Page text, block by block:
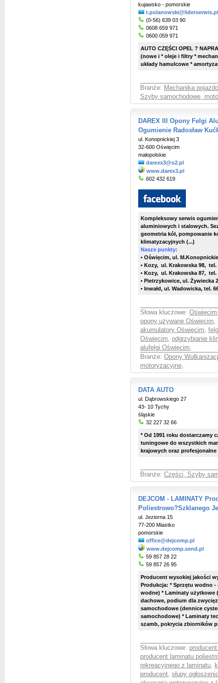
kujawsko - pomorskie
t.polanowski@liderserwis.pl
(0-56) 639 03 90
0608 659 971
0600 059 971
AUTO CZĘŚCI OPEL ?
(nowe i * oleje i filtry *
układy hamulcowe *
Branże: Mechanika
Szyby samochodowe,
DAREX III Opony Felgi
Ogumienie Radosław
ul. Konopnickiej 3
32-600 Oświęcim
małopolskie
darexx3@o2.pl
www.darex3.pl
602 432 619
Kompleksowy serwis
aluminiowych i stalowych.
geometria kół, pompowanie
klimatyzacyjnych (...)
Nasze punkty:
• Oświęcim, ul.
• Kozy, ul. Krakowska 98, tel.
• Kozy, ul. Krakowska 87, tel.
• Pietrzykowice, ul. Żywiecka
• Inwałd, ul. Wadowicka, tel.
Słowa kluczowe:
opony używane Oświęcim,
akumulatory Oświęcim,
Oświęcim, odgrzybianie
alufelgi Oświęcim,
Branże: Opony
motoryzacyjne,
DATA AUTO
ul. Dąbrowskiego 27
43- 10 Tychy
śląskie
32 227 32 66
* Od 1991 roku dostarczamy
tuningowe do wszystkich
krajowych oraz profesjonalne
Branże: Części, Szyby
DEJCOM - LAMINATY
Poliestrowo?Szklanego
ul. Jeziorna 15
77-200 Miastko
pomorskie
office@dejcomp.pl
www.dejcomp.send.pl
59 857 28 22
59 857 26 95
Producent wysokiej jakości
Produkcja: * Sprzętu wodno -
wodne) * Laminaty użytkowe
dachowe, podium dla
samochodowe (dennice
samochodowe) * Laminaty
szamb, pokrycia zbiorników
Słowa kluczowe:
producent laminatu
rekreacyjnego z laminatu,
producent, słupy